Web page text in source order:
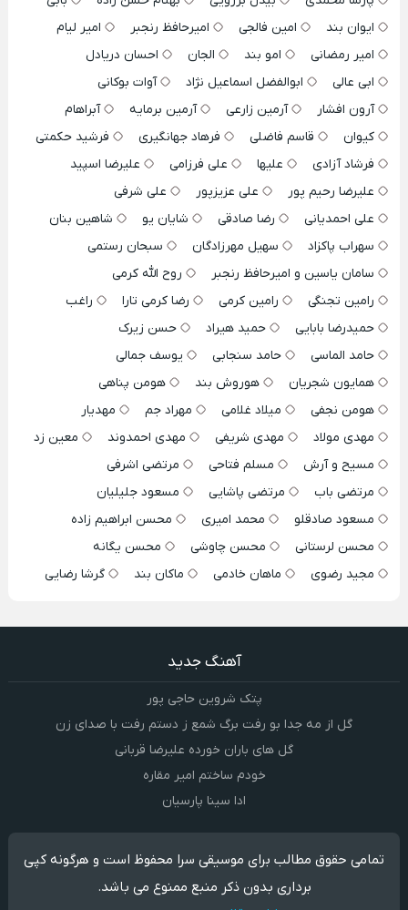
ایوان بند
امین فالجی امیرحافظ رنجبر
امیر لیام
امیر رمضانی
امو بند الجان
احسان دریادل
ابی عالی
ابوالفضل اسماعیل نژاد
آوات بوکانی
آرون افشار
آرمین زارعی آرمین برمایه
آبراهام
کیوان
قاسم فاضلی فرهاد جهانگیری
فرشید حکمتی
فرشاد آزادی
علیها علی فرزامی
علیرضا اسپید
علیرضا رحیم پور
علی عزیزپور
علی شرفی
علی احمدیانی
رضا صادقی شایان یو
شاهین بنان
سهراب پاکزاد
سهیل مهرزادگان
سبحان رستمی
سامان یاسین و امیرحافظ رنجبر
روح الله کرمی
رامین تجنگی
رامین کرمی رضا کرمی تارا
راغب
حمیدرضا بابایی
حمید هیراد
حسن زیرک
حامد الماسی
حامد سنجابی
یوسف جمالی
همایون شجریان
هوروش بند
هومن پناهی
هومن نجفی
میلاد غلامی مهراد جم
مهدیار
مهدی مولاد
مهدی شریفی مهدی احمدوند
معین زد
مسیح و آرش
مسلم فتاحی
مرتضی اشرفی
مرتضی باب
مرتضی پاشایی
مسعود جلیلیان
مسعود صادقلو
محمد امیری
محسن ابراهیم زاده
محسن لرستانی
محسن چاوشی
محسن یگانه
مجید رضوی
ماهان خادمی ماکان بند گرشا رضایی
آهنگ جدید
پتک شروین حاجی پور
گل از مه جدا بو رفت برگ شمع ز دستم رفت با صدای زن
گل های باران خورده علیرضا قربانی
خودم ساختم امیر مقاره
ادا سینا پارسیان
تمامی حقوق مطالب برای موسیقی سرا محفوظ است و هرگونه کپی
برداری بدون ذکر منبع ممنوع می باشد.